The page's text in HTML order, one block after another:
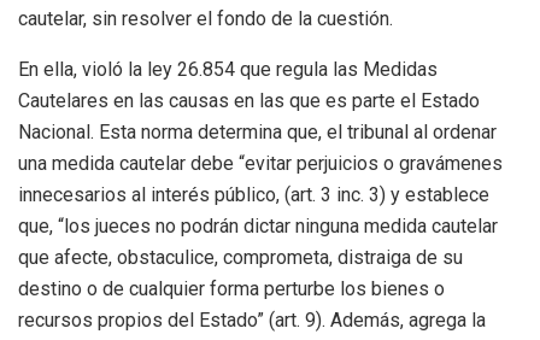
cautelar, sin resolver el fondo de la cuestión.
En ella, violó la ley 26.854 que regula las Medidas
Cautelares en las causas en las que es parte el Estado
Nacional. Esta norma determina que, el tribunal al ordenar
una medida cautelar debe “evitar perjuicios o gravámenes
innecesarios al interés público, (art. 3 inc. 3) y establece
que, “los jueces no podrán dictar ninguna medida cautelar
que afecte, obstaculice, comprometa, distraiga de su
destino o de cualquier forma perturbe los bienes o
recursos propios del Estado” (art. 9). Además, agrega la